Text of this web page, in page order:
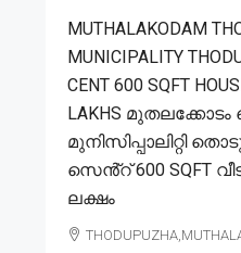
MUTHALAKODAM
MUNICIPALITY
CENT 600 SQFT
LAKHS
മുനിസിപ്പാലിറ്റി
സെൻ്റ് 600 SQFT
ലക്ഷം